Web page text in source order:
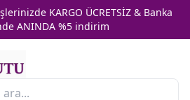
KARGO ÜCRETSİZ & Banka
ANINDA %5 indirim